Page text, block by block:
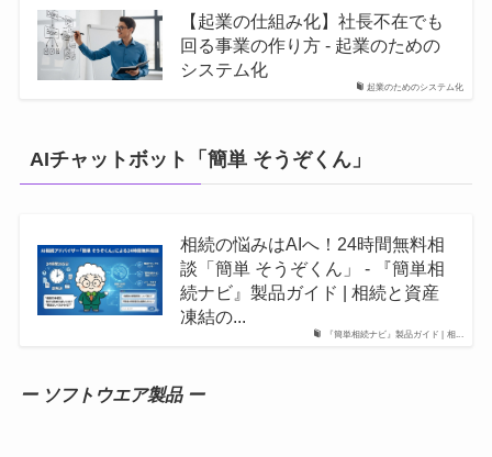
起業のためのシステム化
【起業の仕組み化】社長不在でも
回る事業の作り方 - 起業のための
システム化
AIチャットボット「簡単 そうぞくん」
『簡単相続ナビ』製品ガイド | 相...
相続の悩みはAIへ！24時間無料相
談「簡単 そうぞくん」 - 『簡単相
続ナビ』製品ガイド | 相続と資産
凍結の...
ー ソフトウエア製品 ー